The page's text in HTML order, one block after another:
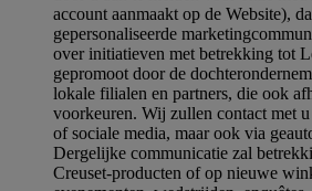
account aanmaakt op de Website),
gepersonaliseerde
over initiatieven met betrekking tot
gepromoot door de
lokale filialen en partners, die ook
voorkeuren. Wij zullen contact met
of sociale media, maar ook via
Dergelijke communicatie zal
Creuset-producten of op nieuwe